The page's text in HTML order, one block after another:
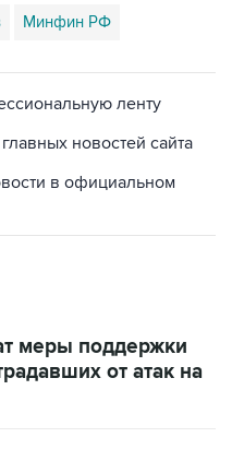
новостей сайта
в официальном
от атак на